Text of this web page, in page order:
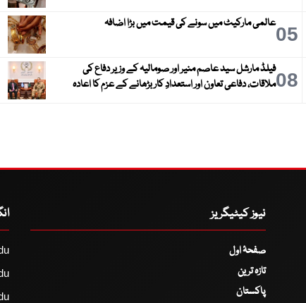
05عالمی مارکیٹ میں سونے کی قیمت میں بڑا اضافہ
08فیلڈ مارشل سید عاصم منیر اور صومالیہ کے وزیر دفاع کی
ملاقات، دفاعی تعاون اور استعدادِ کار بڑھانے کے عزم کا اعادہ
نیوز کیٹیگریز
صفحۂ اول
تازہ ترین
پاکستان